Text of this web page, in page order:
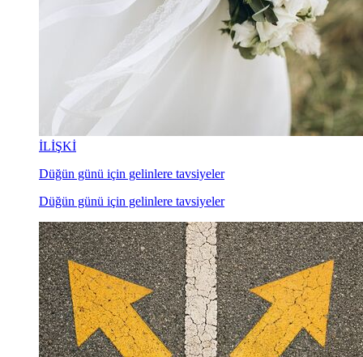
İLİŞKİ
Düğün günü için gelinlere tavsiyeler
Düğün günü için gelinlere tavsiyeler